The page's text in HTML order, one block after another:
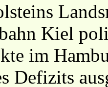
Kiel
im
Defizits